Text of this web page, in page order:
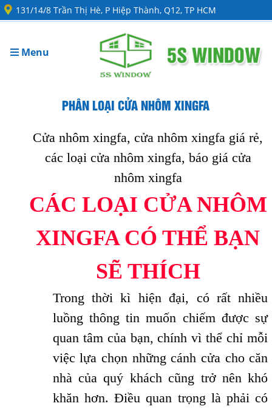
131/14/8 Trần Thị Hè, P Hiệp Thành, Q12, TP HCM
Menu
PHÂN LOẠI CỬA NHÔM XINGFA
Cửa nhôm xingfa,cửa nhôm xingfa giá rẻ,
các loại cửa nhôm xingfa, báo giá cửa
nhôm xingfa
CÁC LOẠI CỬA NHÔM
XINGFA CÓ THỂ BẠN
SẼ THÍCH
Trong thời kì hiện đại, có rất nhiều
luồng thông tin muốn chiếm được sự
quan tâm của bạn, chính vì thể chỉ mỗi
việc lựa chọn những cánh cửa cho căn
nhà của quý khách cũng trở nên khó
khăn hơn. Điều quan trọng là phải có